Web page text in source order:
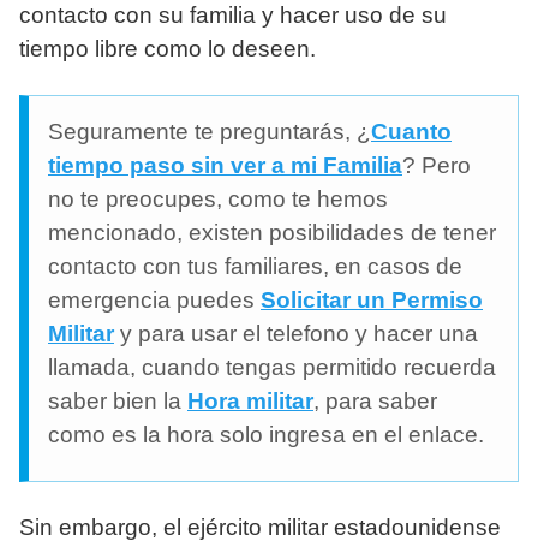
contacto con su familia y hacer uso de su
tiempo libre como lo deseen.
Seguramente te preguntarás, ¿ Cuanto
tiempo paso sin ver a mi Familia? Pero
no te preocupes, como te hemos
mencionado, existen posibilidades de tener
contacto con tus familiares, en casos de
emergencia puedes Solicitar un Permiso
Military para usar el telefono y hacer una
llamada, cuando tengas permitido recuerda
saber bien la Hora militar, para saber
como es la hora solo ingresa en el enlace.
Sin embargo, el ejército militar estadounidense